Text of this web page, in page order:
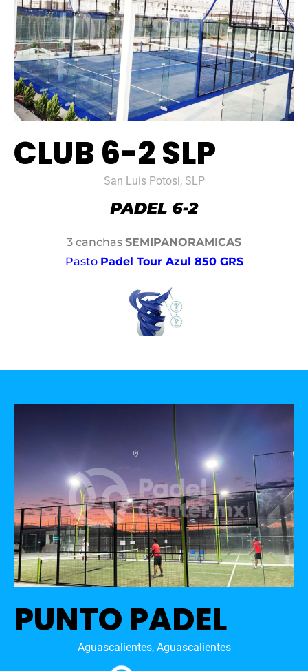
CLUB 6-2 SLP
San Luis Potosi, SLP
3 canchas SEMIPANORAMICAS
Pasto Padel Tour Azul 850 GRS
PUNTO PADEL
Aguascalientes, Aguascalientes